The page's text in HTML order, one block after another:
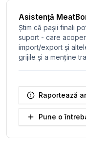
Asistență
Știm că pașii finali
suport - care
import/export și
grijile și a menține
Raportează
Pune o